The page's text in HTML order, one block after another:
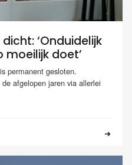
‘Onduidelijk
doet’
permanent gesloten.
afgelopen jaren via allerlei